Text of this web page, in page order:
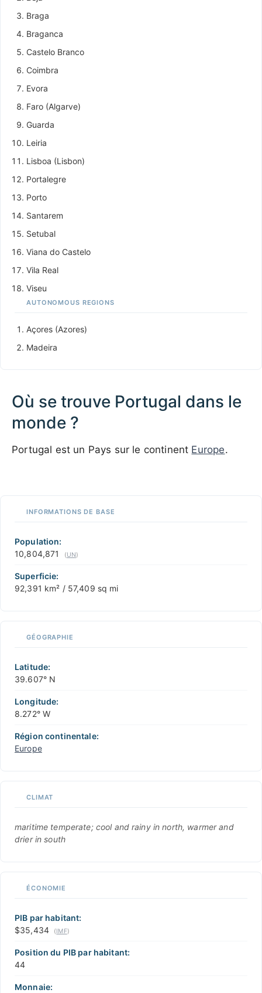
Braga
Braganca
Castelo Branco
Coimbra
Evora
Faro (Algarve)
Guarda
Leiria
Lisboa (Lisbon)
Portalegre
Porto
Santarem
Setubal
Viana do Castelo
Vila Real
Viseu
AUTONOMOUS REGIONS
Açores (Azores)
Madeira
Où se trouve Portugal dans le
monde ?
Portugal est un Pays sur le continent Europe.
100 km / 62.1 mi
−
INFORMATIONS DE BASE
Population:
10,804,871
(UN)
Superficie:
92,391 km² / 57,409 sq mi
GÉOGRAPHIE
Latitude:
39.607° N
Longitude:
8.272° W
Région continentale:
Europe
CLIMAT
maritime temperate; cool and rainy in north, warmer and
drier in south
ÉCONOMIE
PIB par habitant:
$35,434
(IMF)
Position du PIB par habitant:
44
Monnaie: